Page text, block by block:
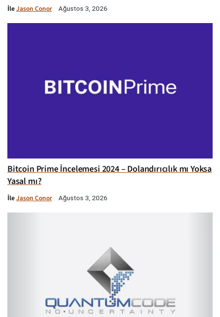
İleJason Conor Ağustos 3, 2026
Bitcoin Prime İncelemesi 2024 – Dolandırıcılık mı Yoksa
Yasal mı?
İleJason Conor Ağustos 3, 2026